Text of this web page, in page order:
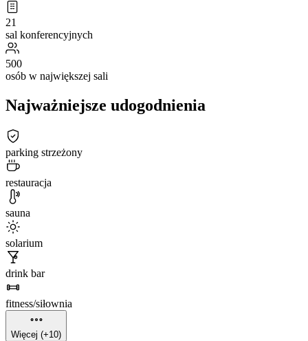
21
sal konferencyjnych
500
osób w największej sali
Najważniejsze udogodnienia
parking strzeżony
restauracja
sauna
solarium
drink bar
fitness/siłownia
Więcej (+10)